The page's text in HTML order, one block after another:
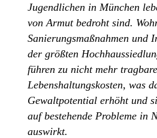
Jugendlichen in ​München
von Armut bedroht ​sind.
Sanierungsmaßnahmen und
der größten
führen zu nicht mehr
Lebenshaltungskosten, was
Gewaltpotential erhöht und
auf ​bestehende Probleme in
auswirkt.